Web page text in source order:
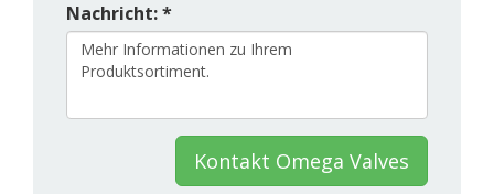
Nachricht: *
Kontakt Omega Valves